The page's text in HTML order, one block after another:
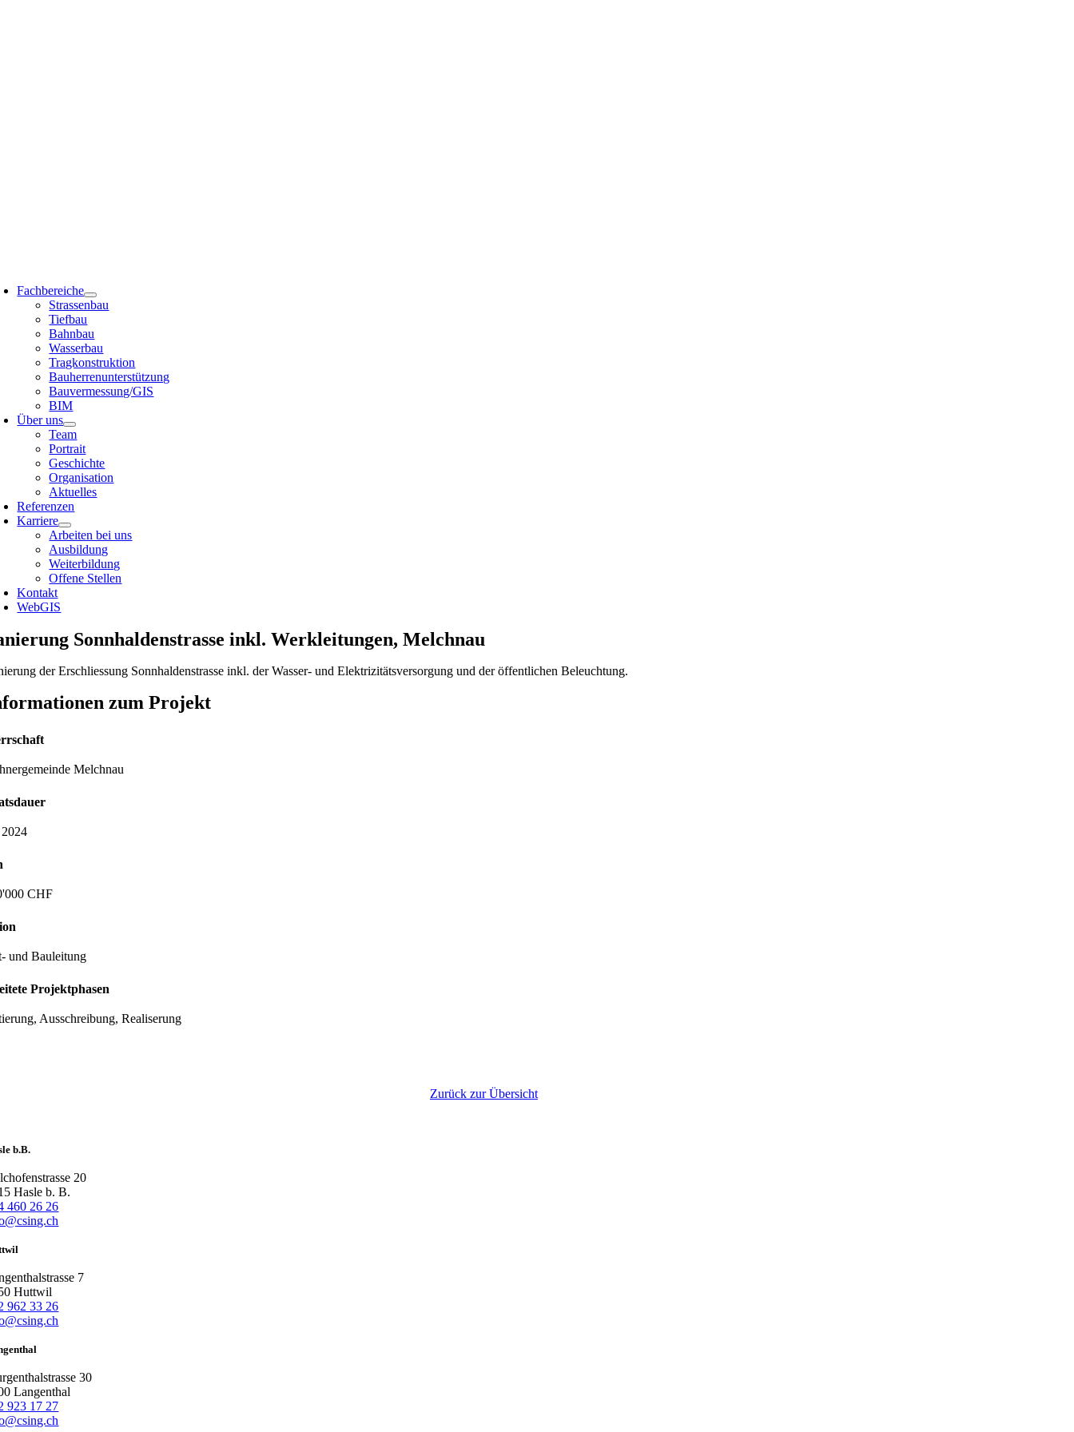
Fachbereiche
Strassenbau
Tiefbau
Bahnbau
Wasserbau
Tragkonstruktion
Bauherrenunterstützung
Bauvermessung/GIS
BIM
Über uns
Team
Portrait
Geschichte
Organisation
Aktuelles
Referenzen
Karriere
Arbeiten bei uns
Ausbildung
Weiterbildung
Offene Stellen
Kontakt
WebGIS
Sonnhaldenstrasse inkl. Werkleitungen, Melchnau
der Erschliessung Sonnhaldenstrasse inkl. der Wasser- und Elektrizitätsversorgung und der öffentlichen Beleuchtung.
zum Projekt
Melchnau
CHF
und Bauleitung
Projektphasen
Ausschreibung, Realiserung
Zurück zur Übersicht
b.B.
20
Hasle b. B.
460 26 26
7
Huttwil
962 33 26
30
Langenthal
923 17 27